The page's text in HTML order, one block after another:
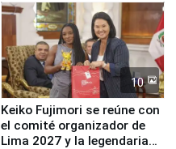
10
Keiko Fujimori se reúne con
el comité organizador de
Lima 2027 y la legendaria